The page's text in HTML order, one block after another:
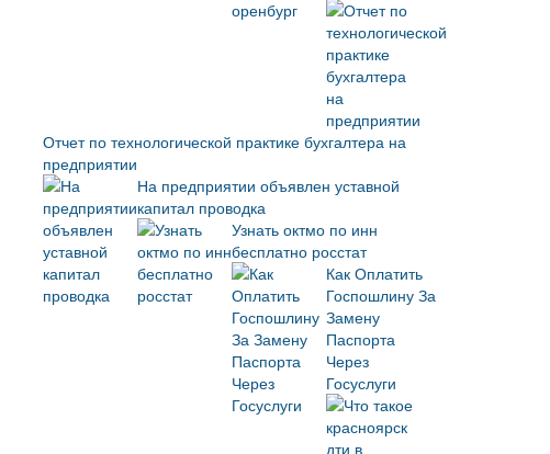
Отчет по технологической практике бухгалтера на
предприятии
На предприятии объявлен уставной
капитал проводка
Узнать октмо по инн
бесплатно росстат
Как Оплатить
Госпошлину За
Замену
Паспорта
Через
Госуслуги